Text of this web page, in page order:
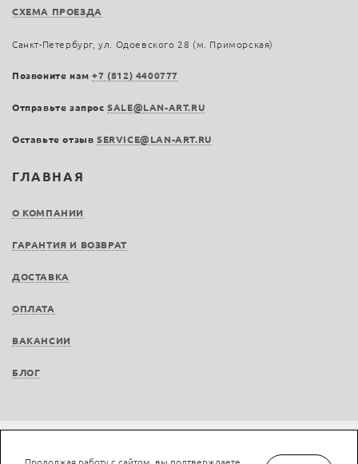
ГЛАВНАЯ
О КОМПАНИИ
ГАРАНТИЯ И ВОЗВРАТ
ДОСТАВКА
ОПЛАТА
ВАКАНСИИ
БЛОГ
СХЕМА ПРОЕЗДА
Санкт-Петербург, ул. Одоевского 28 (м. Приморская)
Позвоните нам+7 (812) 4400777
Отправьте запросSALE@LAN-ART.RU
Оставьте отзыв SERVICE@LAN-ART.RU